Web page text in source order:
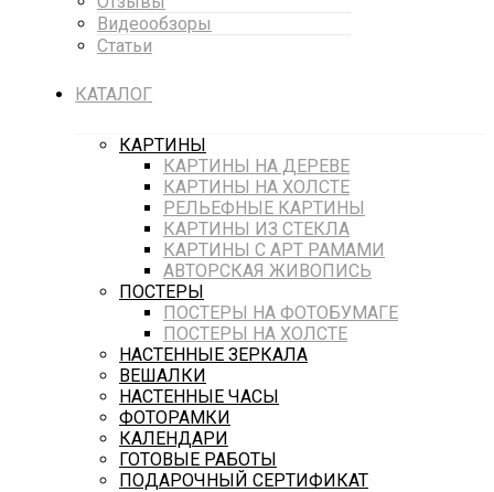
Видеообзоры
Статьи
КАТАЛОГ
КАРТИНЫ
КАРТИНЫ НА ДЕРЕВЕ
КАРТИНЫ НА ХОЛСТЕ
РЕЛЬЕФНЫЕ КАРТИНЫ
КАРТИНЫ ИЗ СТЕКЛА
КАРТИНЫ С АРТ РАМАМИ
АВТОРСКАЯ ЖИВОПИСЬ
ПОСТЕРЫ
ПОСТЕРЫ НА ФОТОБУМАГЕ
ПОСТЕРЫ НА ХОЛСТЕ
НАСТЕННЫЕ ЗЕРКАЛА
ВЕШАЛКИ
НАСТЕННЫЕ ЧАСЫ
ФОТОРАМКИ
КАЛЕНДАРИ
ГОТОВЫЕ РАБОТЫ
ПОДАРОЧНЫЙ СЕРТИФИКАТ